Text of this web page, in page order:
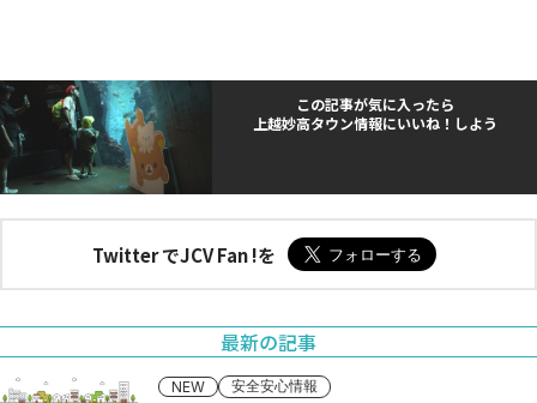
この記事が気に入ったら
上越妙高タウン情報にいいね！しよう
Twitter でJCV Fan !を
最新の記事
NEW 安全安心情報